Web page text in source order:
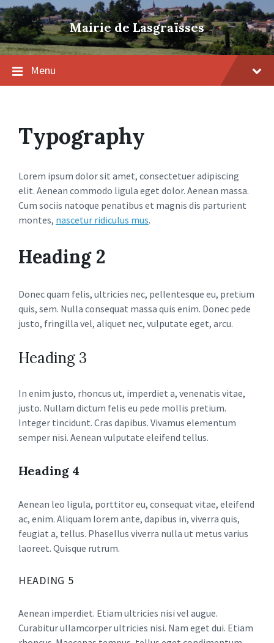
Skip
to
content
Skip
to
main
navigation
Skip
to
footer
Mairie de Lasgraïsses
Menu
Typography
Lorem ipsum dolor sit amet, consectetuer adipiscing
elit. Aenean commodo ligula eget dolor. Aenean massa.
Cum sociis natoque penatibus et magnis dis parturient
montes, nascetur ridiculus mus.
Heading 2
Donec quam felis, ultricies nec, pellentesque eu, pretium
quis, sem. Nulla consequat massa quis enim. Donec pede
justo, fringilla vel, aliquet nec, vulputate eget, arcu.
Heading 3
In enim justo, rhoncus ut, imperdiet a, venenatis vitae,
justo. Nullam dictum felis eu pede mollis pretium.
Integer tincidunt. Cras dapibus. Vivamus elementum
semper nisi. Aenean vulputate eleifend tellus.
Heading 4
Aenean leo ligula, porttitor eu, consequat vitae, eleifend
ac, enim. Aliquam lorem ante, dapibus in, viverra quis,
feugiat a, tellus. Phasellus viverra nulla ut metus varius
laoreet. Quisque rutrum.
HEADING 5
Aenean imperdiet. Etiam ultricies nisi vel augue.
Curabitur ullamcorper ultricies nisi. Nam eget dui. Etiam